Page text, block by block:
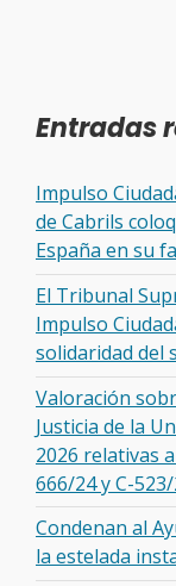
Entradas
Impulso
de Cabrils
España en su
El Tribunal
Impulso
solidaridad del
Valoración
Justicia de la
2026 relativas
666/24 y C-
Condenan al
la estelada